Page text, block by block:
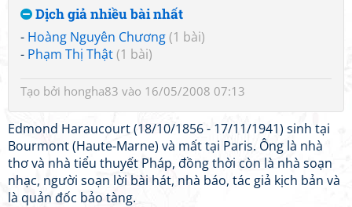
Dịch giả nhiều bài nhất
- Hoàng Nguyên Chương(1 bài)
- Phạm Thị Thật(1 bài)
Tạo bởi hongha83 vào 16/05/2008 07:13
Edmond Haraucourt (18/10/1856 - 17/11/1941) sinh tại
Bourmont (Haute-Marne) và mất tại Paris. Ông là nhà
thơ và nhà tiểu thuyết Pháp, đồng thời còn là nhà soạn
nhạc, người soạn lời bài hát, nhà báo, tác giả kịch bản và
là quản đốc bảo tàng.